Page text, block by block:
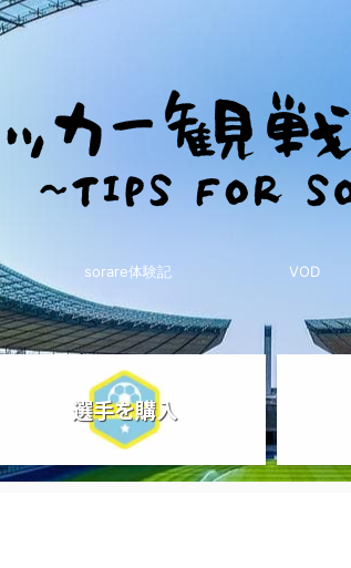
sorare体験記 VOD
選手を購入